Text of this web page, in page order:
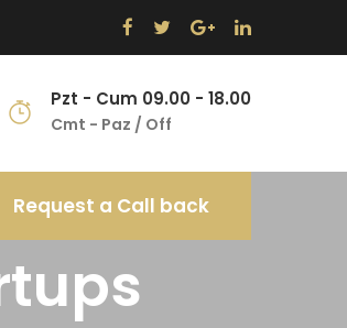
Pzt - Cum 09.00 - 18.00
Cmt - Paz / Off
Request a Call back